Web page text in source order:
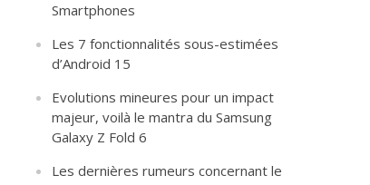
Smartphones
Les 7 fonctionnalités sous-estimées
d’Android 15
Evolutions mineures pour un impact
majeur, voilà le mantra du Samsung
Galaxy Z Fold 6
Les dernières rumeurs concernant le